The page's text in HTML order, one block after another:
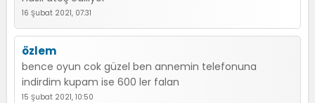
16 Şubat 2021, 07:31
özlem
bence oyun cok güzel ben annemin telefonuna
indirdim kupam ise 600 ler falan
15 Şubat 2021, 10:50